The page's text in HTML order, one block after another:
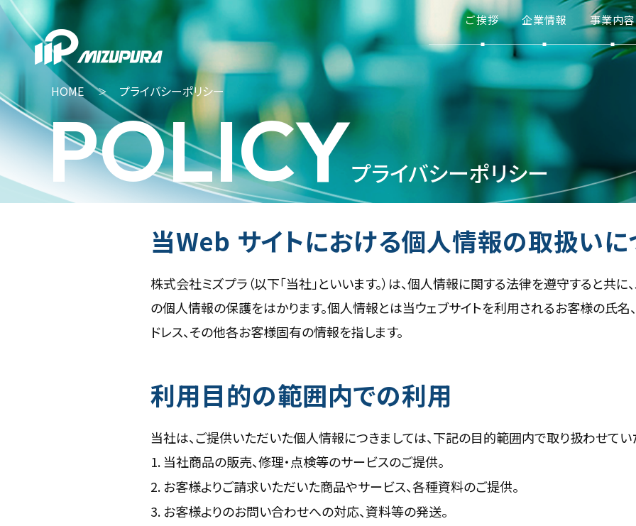
ご挨拶 企業情報 事業内容
HOME プライバシーポリシー
POLICYプライバシーポリシー
当Web サイトにおける個人情報の取扱いに
株式会社ミズプラ（以下「当社」といいます。）は、個人情報に関する法律を遵守すると共に
の個人情報の保護をはかります。個人情報とは当ウェブサイトを利用されるお客様の氏名
ドレス、その他各お客様固有の情報を指します。
利用目的の範囲内での利用
当社は、ご提供いただいた個人情報につきましては、下記の目的範囲内で取り扱わせてい
1. 当社商品の販売、修理・点検等のサービスのご提供。
2. お客様よりご請求いただいた商品やサービス、各種資料のご提供。
3. お客様よりのお問い合わせへの対応、資料等の発送。